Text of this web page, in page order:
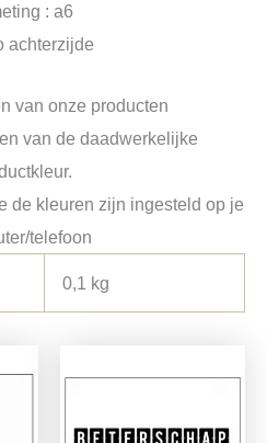
: a6
achterzijde
van onze producten
van de daadwerkelijke
de kleuren zijn ingesteld op je
telefoon
0,1 kg